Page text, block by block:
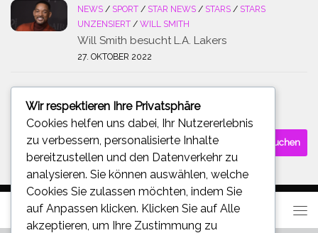
NEWS / SPORT / STAR NEWS / STARS / STARS
UNZENSIERT / WILL SMITH
Will Smith besucht L.A. Lakers
27. OKTOBER 2022
SUCHE
Suchen
nach:
Wir respektieren Ihre Privatsphäre
Cookies helfen uns dabei, Ihr Nutzererlebnis
zu verbessern, personalisierte Inhalte
bereitzustellen und den Datenverkehr zu
analysieren. Sie können auswählen, welche
Cookies Sie zulassen möchten, indem Sie
auf Anpassen klicken. Klicken Sie auf Alle
akzeptieren , um Ihre Zustimmung zu